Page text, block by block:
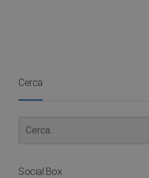
Cerca
Social Box